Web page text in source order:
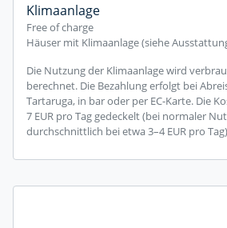
Klimaanlage
Free of charge
Häuser mit Klimaanlage (siehe
Die Nutzung der Klimaanlage wird
berechnet. Die Bezahlung erfolgt bei
Tartaruga, in bar oder per EC-Karte. Die
7 EUR pro Tag gedeckelt (bei normaler
durchschnittlich bei etwa 3–4 EUR pro